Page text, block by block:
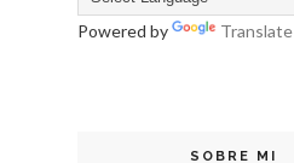
Powered by Translate
SOBRE MI